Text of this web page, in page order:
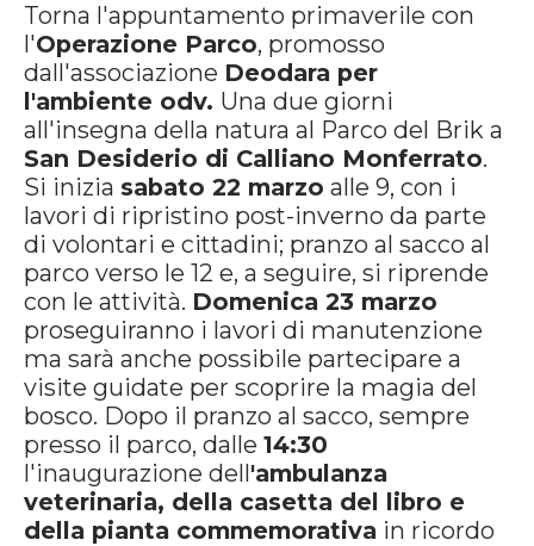
Torna l'appuntamento primaverile con
l'Operazione Parco, promosso
dall'associazione Deodara per
l'ambiente odv. Una due giorni
all'insegna della natura al Parco del Brik a
San Desiderio di Calliano Monferrato.
Si inizia sabato 22 marzo alle 9, con i
lavori di ripristino post-inverno da parte
di volontari e cittadini; pranzo al sacco al
parco verso le 12 e, a seguire, si riprende
con le attività. Domenica 23 marzo
proseguiranno i lavori di manutenzione
ma sarà anche possibile partecipare a
visite guidate per scoprire la magia del
bosco. Dopo il pranzo al sacco, sempre
presso il parco, dalle 14:30
l'inaugurazione dell'ambulanza
veterinaria, della casetta del libro e
della pianta commemorativa in ricordo